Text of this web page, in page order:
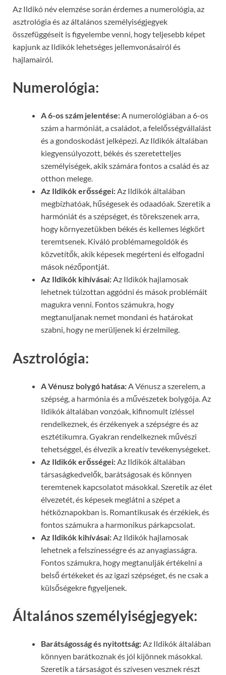
Az Ildikó név elemzése során érdemes a numerológia, az
asztrológia és az általános személyiségjegyek
összefüggéseit is figyelembe venni, hogy teljesebb képet
kapjunk az Ildikók lehetséges jellemvonásairól és
hajlamairól.
Numerológia:
A 6-os szám jelentése:A numerológiában a 6-os
szám a harmóniát, a családot, a felelősségvállalást
és a gondoskodást jelképezi. Az Ildikók általában
kiegyensúlyozott, békés és szeretetteljes
személyiségek, akik számára fontos a család és az
otthon melege.
Az Ildikók erősségei:Az Ildikók általában
megbízhatóak, hűségesek és odaadóak. Szeretik a
harmóniát és a szépséget, és törekszenek arra,
hogy környezetükben békés és kellemes légkört
teremtsenek. Kiváló problémamegoldók és
közvetítők, akik képesek megérteni és elfogadni
mások nézőpontját.
Az Ildikók kihívásai:Az Ildikók hajlamosak
lehetnek túlzottan aggódni és mások problémáit
magukra venni. Fontos számukra, hogy
megtanuljanak nemet mondani és határokat
szabni, hogy ne merüljenek ki érzelmileg.
Asztrológia:
A Vénusz bolygó hatása: A Vénusz a szerelem, a
szépség, a harmónia és a művészetek bolygója. Az
Ildikók általában vonzóak, kifinomult ízléssel
rendelkeznek, és érzékenyek a szépségre és az
esztétikumra. Gyakran rendelkeznek művészi
tehetséggel, és élvezik a kreatív tevékenységeket.
Az Ildikók erősségei: Az Ildikók általában
társaságkedvelők, barátságosak és könnyen
teremtenek kapcsolatot másokkal. Szeretik az élet
élvezetét, és képesek meglátni a szépet a
hétköznapokban is. Romantikusak és érzékiek, és
fontos számukra a harmonikus párkapcsolat.
Az Ildikók kihívásai: Az Ildikók hajlamosak
lehetnek a felszínességre és az anyagiasságra.
Fontos számukra, hogy megtanulják értékelni a
belső értékeket és az igazi szépséget, és ne csak a
külsőségekre figyeljenek.
Általános személyiségjegyek:
Barátságosság és nyitottság:Az Ildikók általában
könnyen barátkoznak és jól kijönnek másokkal.
Szeretik a társaságot és szívesen vesznek részt